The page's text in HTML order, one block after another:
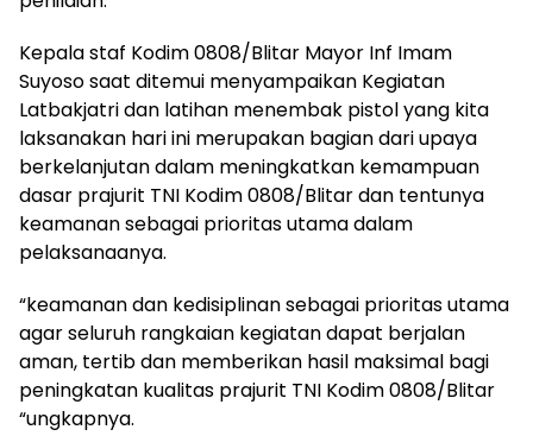
Kepala staf Kodim 0808/Blitar Mayor Inf Imam
Suyoso saat ditemui menyampaikan Kegiatan
Latbakjatri dan latihan menembak pistol yang kita
laksanakan hari ini merupakan bagian dari upaya
berkelanjutan dalam meningkatkan kemampuan
dasar prajurit TNI Kodim 0808/Blitar dan tentunya
keamanan sebagai prioritas utama dalam
pelaksanaanya.
“keamanan dan kedisiplinan sebagai prioritas utama
agar seluruh rangkaian kegiatan dapat berjalan
aman, tertib dan memberikan hasil maksimal bagi
peningkatan kualitas prajurit TNI Kodim 0808/Blitar
“ungkapnya.